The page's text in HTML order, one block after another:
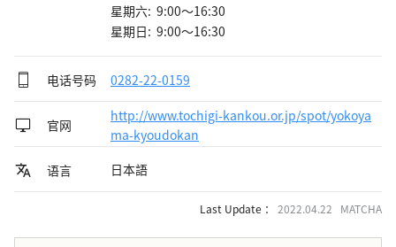
星期六: 9:00～16:30
星期日: 9:00～16:30
电话号码 0282-22-0159
官网
http://www.tochigi-kankou.or.jp/spot/yokoya
ma-kyoudokan
语言
日本語
Last Update ： 2022.04.22 MATCHA